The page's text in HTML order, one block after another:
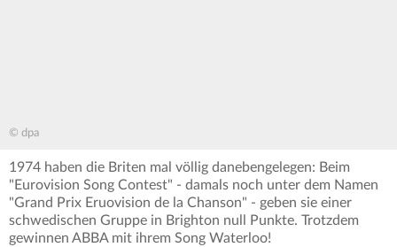
© dpa
1974 haben die Briten mal völlig danebengelegen: Beim
"Eurovision Song Contest" - damals noch unter dem Namen
"Grand Prix Eruovision de la Chanson" - geben sie einer
schwedischen Gruppe in Brighton null Punkte. Trotzdem
gewinnen ABBA mit ihrem Song Waterloo!